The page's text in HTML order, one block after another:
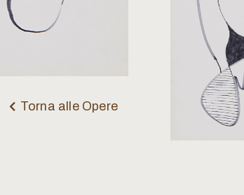
Torna alle Opere